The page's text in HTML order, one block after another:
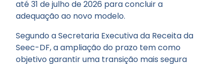
até 31 de julho de 2026 para concluir a
adequação ao novo modelo.
Segundo a Secretaria Executiva da Receita da
Seec-DF, a ampliação do prazo tem como
objetivo garantir uma transição mais segura